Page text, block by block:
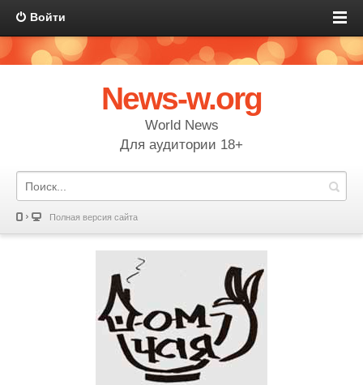
Войти
News-w.org
World News
Для аудитории 18+
Полная версия сайта